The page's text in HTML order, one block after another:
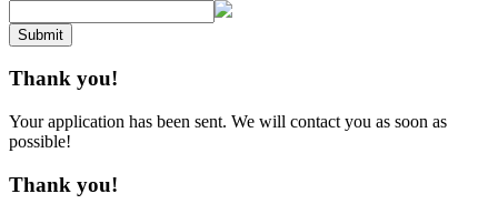
Submit
Thank you!
Your application has been sent. We will contact you as soon as
possible!
Thank you!